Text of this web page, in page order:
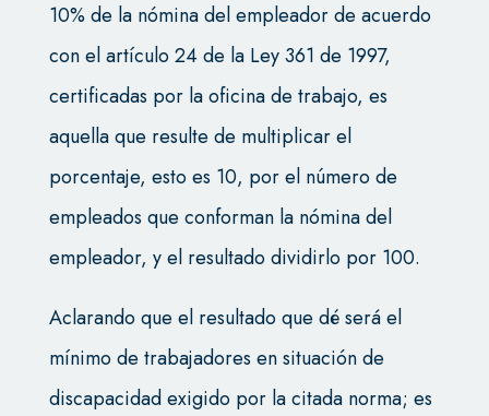
10% de la nómina del empleador de acuerdo
con el artículo 24 de la Ley 361 de 1997,
certificadas por la oficina de trabajo, es
aquella que resulte de multiplicar el
porcentaje, esto es 10, por el número de
empleados que conforman la nómina del
empleador, y el resultado dividirlo por 100.
Aclarando que el resultado que dé será el
mínimo de trabajadores en situación de
discapacidad exigido por la citada norma; es